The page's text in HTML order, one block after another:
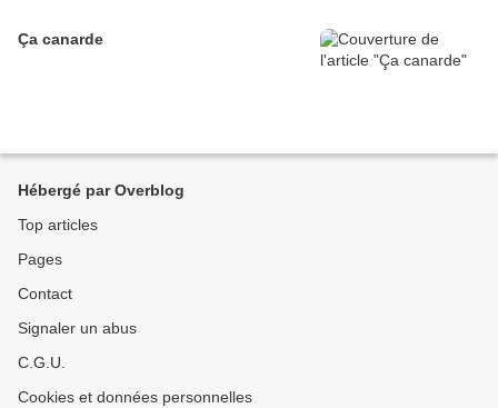
Ça canarde
Hébergé par Overblog
Top articles
Pages
Contact
Signaler un abus
C.G.U.
Cookies et données personnelles